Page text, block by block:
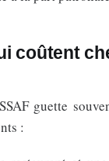
coûtent
guette
: